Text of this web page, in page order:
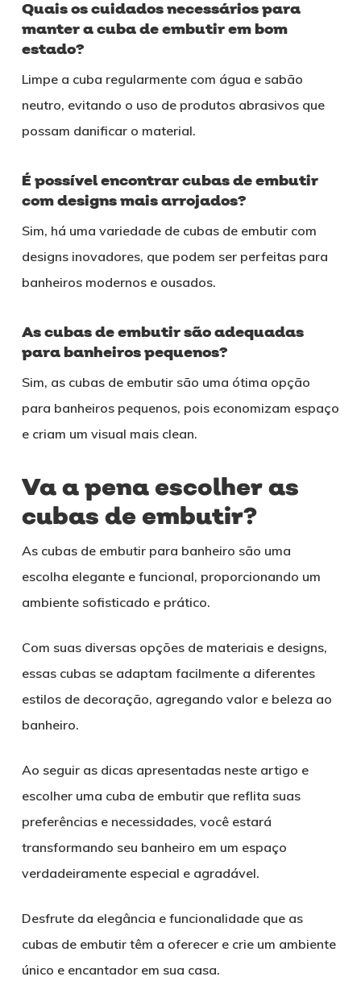
Quais os cuidados necessários para
manter a cuba de embutir em bom
estado?
Limpe a cuba regularmente com água e sabão
neutro, evitando o uso de produtos abrasivos que
possam danificar o material.
É possível encontrar cubas de embutir
com designs mais arrojados?
Sim, há uma variedade de cubas de embutir com
designs inovadores, que podem ser perfeitas para
banheiros modernos e ousados.
As cubas de embutir são adequadas
para banheiros pequenos?
Sim, as cubas de embutir são uma ótima opção
para banheiros pequenos, pois economizam espaço
e criam um visual mais clean.
Va a pena escolher as
cubas de embutir?
As cubas de embutir para banheiro são uma
escolha elegante e funcional, proporcionando um
ambiente sofisticado e prático.
Com suas diversas opções de materiais e designs,
essas cubas se adaptam facilmente a diferentes
estilos de decoração, agregando valor e beleza ao
banheiro.
Ao seguir as dicas apresentadas neste artigo e
escolher uma cuba de embutir que reflita suas
preferências e necessidades, você estará
transformando seu banheiro em um espaço
verdadeiramente especial e agradável.
Desfrute da elegância e funcionalidade que as
cubas de embutir têm a oferecer e crie um ambiente
único e encantador em sua casa.